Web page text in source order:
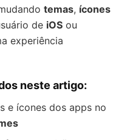
temas, ícones
de iOS ou
experiência
neste artigo:
e ícones dos apps no